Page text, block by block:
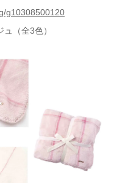
g10308500120
（全3色）